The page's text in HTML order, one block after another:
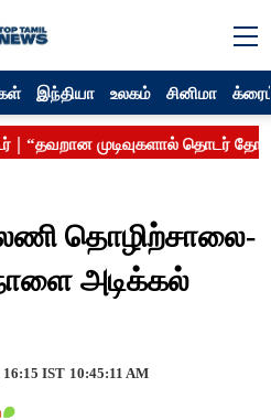
இந்தியா உலகம் சினிமா
தொழிற்சாலை-
அடிக்கல்
16:15 IST 10:45:11 AM